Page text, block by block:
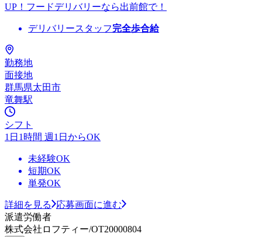
UP！フードデリバリーなら出前館で！
デリバリースタッフ完全歩合給
勤務地
面接地
群馬県太田市
竜舞駅
シフト
1日1時間 週1日からOK
未経験OK
短期OK
単発OK
詳細を見る
応募画面に進む
派遣労働者
株式会社ロフティー/OT20000804